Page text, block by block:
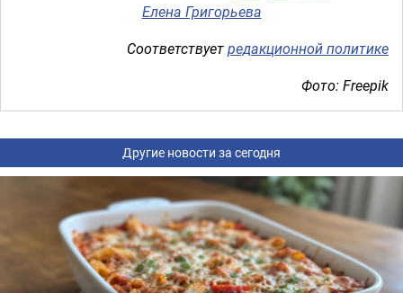
Елена Григорьева
Соответствуетредакционной политике
Фото: Freepik
Другие новости за сегодня